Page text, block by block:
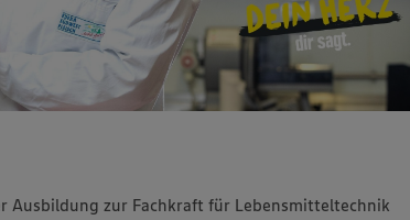
Ausbildung zur Fachkraft für Lebensmitteltechnik